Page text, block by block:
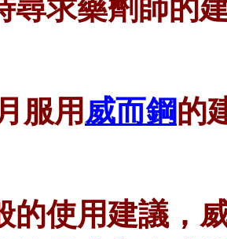
尋求藥劑師的
服用 威而鋼的
的使用建議，